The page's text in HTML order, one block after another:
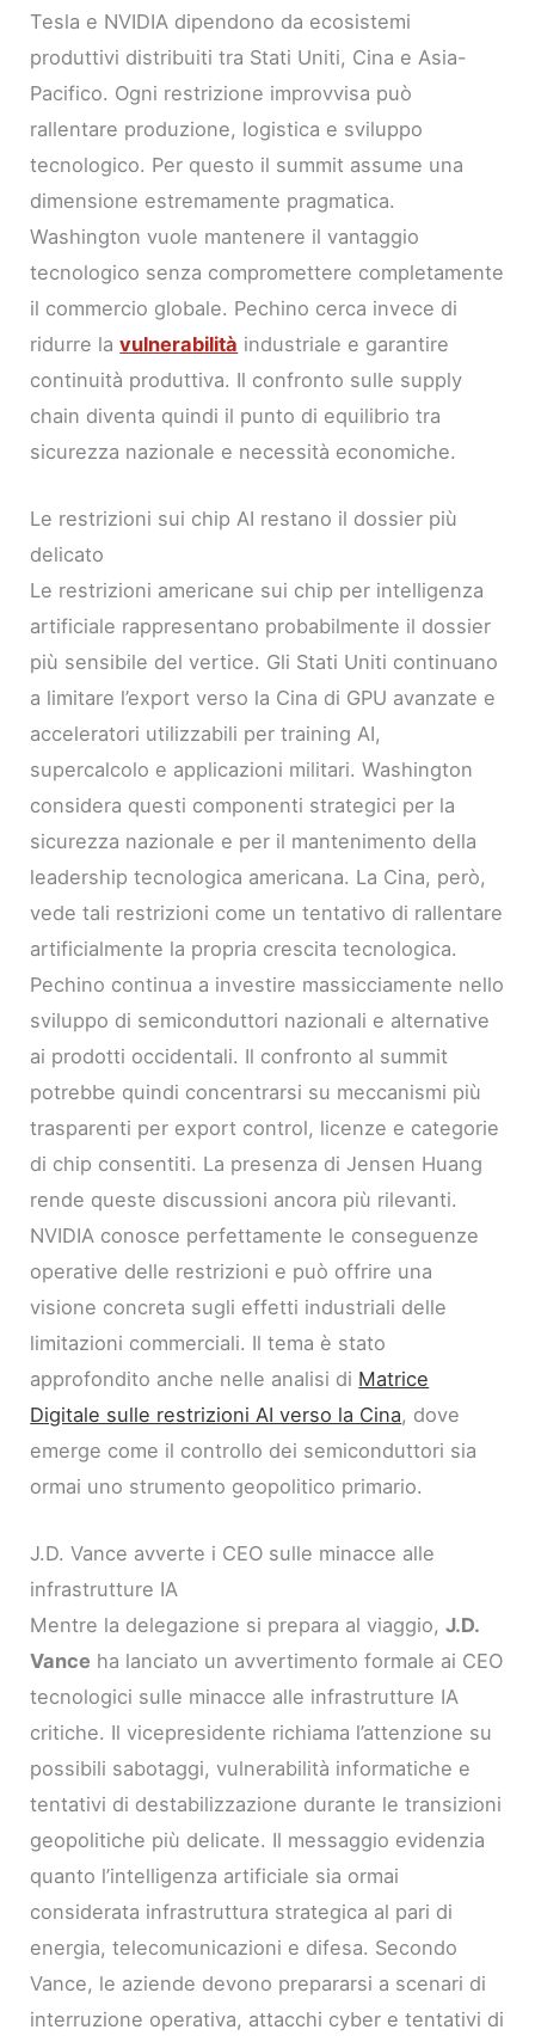
Tesla e NVIDIA dipendono da ecosistemi
produttivi distribuiti tra Stati Uniti, Cina e Asia-
Pacifico. Ogni restrizione improvvisa può
rallentare produzione, logistica e sviluppo
tecnologico. Per questo il summit assume una
dimensione estremamente pragmatica.
Washington vuole mantenere il vantaggio
tecnologico senza compromettere completamente
il commercio globale. Pechino cerca invece di
ridurre lavulnerabilità industriale e garantire
continuità produttiva. Il confronto sulle supply
chain diventa quindi il punto di equilibrio tra
sicurezza nazionale e necessità economiche.
Le restrizioni sui chip AI restano il dossier più
delicato
Le restrizioni americane sui chip per intelligenza
artificiale rappresentano probabilmente il dossier
più sensibile del vertice. Gli Stati Uniti continuano
a limitare l’export verso la Cina di GPU avanzate e
acceleratori utilizzabili per training AI,
supercalcolo e applicazioni militari. Washington
considera questi componenti strategici per la
sicurezza nazionale e per il mantenimento della
leadership tecnologica americana. La Cina, però,
vede tali restrizioni come un tentativo di rallentare
artificialmente la propria crescita tecnologica.
Pechino continua a investire massicciamente nello
sviluppo di semiconduttori nazionali e alternative
ai prodotti occidentali. Il confronto al summit
potrebbe quindi concentrarsi su meccanismi più
trasparenti per export control, licenze e categorie
di chip consentiti. La presenza di Jensen Huang
rende queste discussioni ancora più rilevanti.
NVIDIA conosce perfettamente le conseguenze
operative delle restrizioni e può offrire una
visione concreta sugli effetti industriali delle
limitazioni commerciali. Il tema è stato
approfondito anche nelle analisi di Matrice
Digitale sulle restrizioni AI verso la Cina, dove
emerge come il controllo dei semiconduttori sia
ormai uno strumento geopolitico primario.
J.D. Vance avverte i CEO sulle minacce alle
infrastrutture IA
Mentre la delegazione si prepara al viaggio,J.D.
Vance ha lanciato un avvertimento formale ai CEO
tecnologici sulle minacce alle infrastrutture IA
critiche. Il vicepresidente richiama l’attenzione su
possibili sabotaggi, vulnerabilità informatiche e
tentativi di destabilizzazione durante le transizioni
geopolitiche più delicate. Il messaggio evidenzia
quanto l’intelligenza artificiale sia ormai
considerata infrastruttura strategica al pari di
energia, telecomunicazioni e difesa. Secondo
Vance, le aziende devono prepararsi a scenari di
interruzione operativa, attacchi cyber e tentativi di